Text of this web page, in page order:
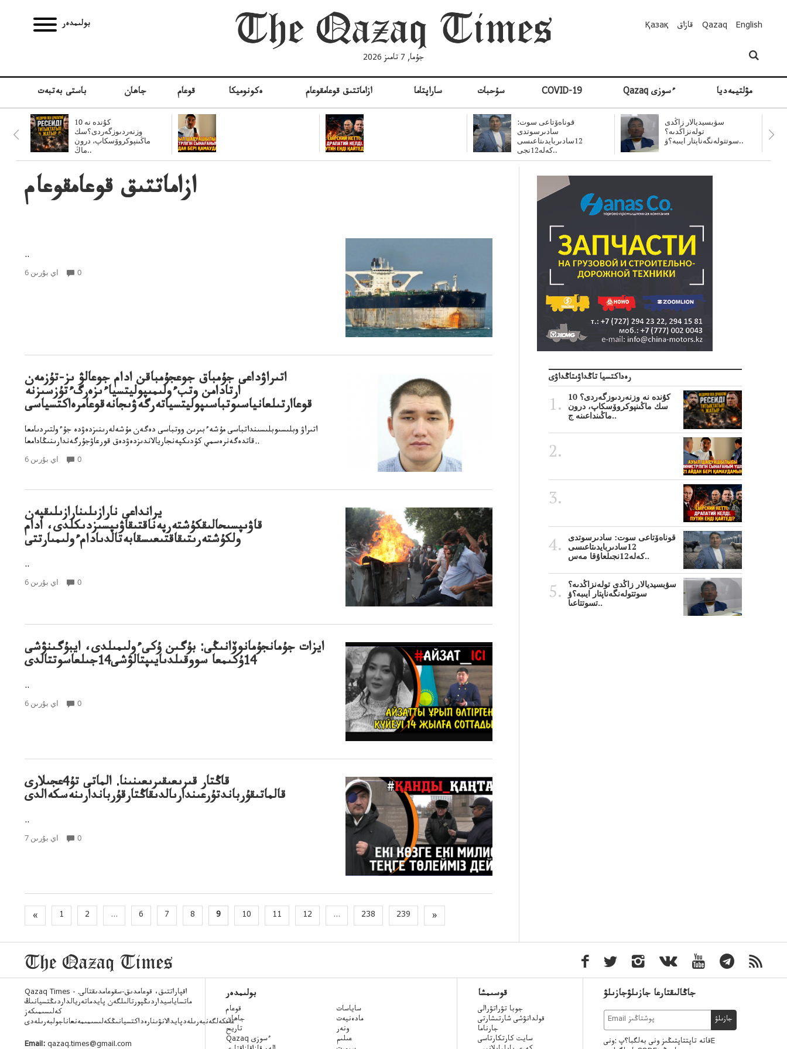
بولىمدەر
جۇما, 7 تامىز 2026
Қазақ قازاق Qazaq English
باستى بەتبەت جاھان قوعام ەكونوميكا ازاماتتىق قوعامقوعام ساراپتاما سۇحبات COVID-19 Qazaq ءسوزى مۋلتيمەديا
10 كۇندە نە
وزنەردىوزگەردى؟سك
ماڭىنپوكروۆسكاپ، درون
ماڭ..
قوناەۆتاعى سوت:
سادىرسوتدى
12سادىربايدىتاعىسى
كەلە12نجى..
سۋبسيديالار زاڭدى
تولەنزاڭدىە؟
سوتتولەنگەناپتار ايىبە؟ۋ..
ازاماتتىق قوعامقوعام
..
6 اي بۇرىن 0
اتىراۋداعى جۇمباق جوعجۇمباقن ادام جوعالۋ ىز-تۇزمەن
ارتادامن وتبءولىمىپوليتسياءىزەرگءتۇزسىزنە
قوعاارتىلعانياسىوتباسىپوليتسياتەرگەۋىجانەقوعامرەاكتسياسى
اتىراۋ وبلىسىوبلىسىنداتباسى مۇشەءبىرىن ووتباسى دەگەن مۇشەلەرىنىزدەۋدە جۇءولتىردىامعا
قاتدەگەنرەسمي كۇدىكپەنجاريالاندىزدەۋدەق قورعاۋجۇرگەندارىنىڭادامعا..
6 اي بۇرىن 0
يرانداعى نارازىلىنارازىلىقپەن
قاۋىپسىحالىقكۇشتەرپەناقتىقاۋىپسىزدىكلدى، ادام
ولكۇشتەرىتىقاقتىعىسقابەتالدىادامءولىمىارتتى
..
6 اي بۇرىن 0
ايزات جۇمانجۇمانوۆانىڭى: بۇگىن ۇكىءولىمىلدى، ايبۇگىنۋشى
14ۇكىمعا سووقىلدىايىپتالۋشى14جىلعاسوتتالدى
..
6 اي بۇرىن 0
قاڭتار قىرىعىقىرىعىنىنا. الماتى تۇ4عجىلارى
قالماتىقۇرباندتۇرعىندارىالدىقاڭتارقۇرباندارىنەسكەالدى
..
7 اي بۇرىن 0
« 1 2 ... 6 7 8 9 10 11 12 ... 238 239 »
رەداكتسيا تاڭداۋىتاڭداۋى
10 كۇندە نە وزنەردىوزگەردى؟
سك ماڭىنپوكروۆسكاپ، درون
ماڭىنداعىنە ج..
قوناەۆتاعى سوت: سادىرسوتدى
12سادىربايدىتاعىسى
كەلە12نجىلعاۇقا مەس..
سۋبسيديالار زاڭدى تولەنزاڭدىە؟
سوتتولەنگەناپتار ايىبە؟ۋ
تسوتتاعىا..
Qazaq Times - اقپاراتتىق، قوعامدىق-سقوعامدىقتالى.
ماتساياسيداردىڭپورتالىلگەن پايدماتەريالداردىڭتسيانىڭ
كەلىسىمىكەز
عانكەلگەنبەرىلەدپايدالانۋىنارەداكتسيانىڭكەلىسىمىمەنعاناجولبەرىلەدى
Email: qazaq.times@gmail.com
بولىمدەر
قوعام
جاھان
تاريح
Qazaq ءسوزى
ساياسات
مادەنيەت
ونەر
عىلىم
قوسىمشا
جوبا تۋراتۋرالى
قولدانۋشى شارتىشارتى
جارناما
سايت كارتكارتاسى
جاڭالىقتارعا جازىلۋجازىلۋ
جازىلۋ
قاتە تاپتتاپتىڭىز ونى بەلگبا؟پ :ونىE